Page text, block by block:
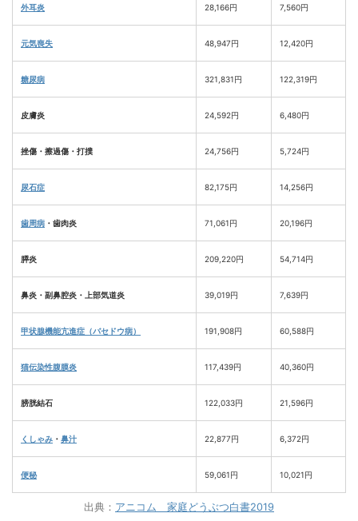
外耳炎 28,166円 7,560円
元気喪失 48,947円 12,420円
糖尿病 321,831円 122,319円
皮膚炎 24,592円 6,480円
挫傷・擦過傷・打撲 24,756円 5,724円
尿石症 82,175円 14,256円
歯周病 ・歯肉炎 71,061円 20,196円
膵炎 209,220円 54,714円
鼻炎・副鼻腔炎・上部気道炎 39,019円 7,639円
甲状腺機能亢進症（バセドウ病） 191,908円 60,588円
猫伝染性腹膜炎 117,439円 40,360円
膀胱結石 122,033円 21,596円
くしゃみ ・ 鼻汁 22,877円 6,372円
便秘 59,061円 10,021円
出典： アニコム 家庭どうぶつ白書2019